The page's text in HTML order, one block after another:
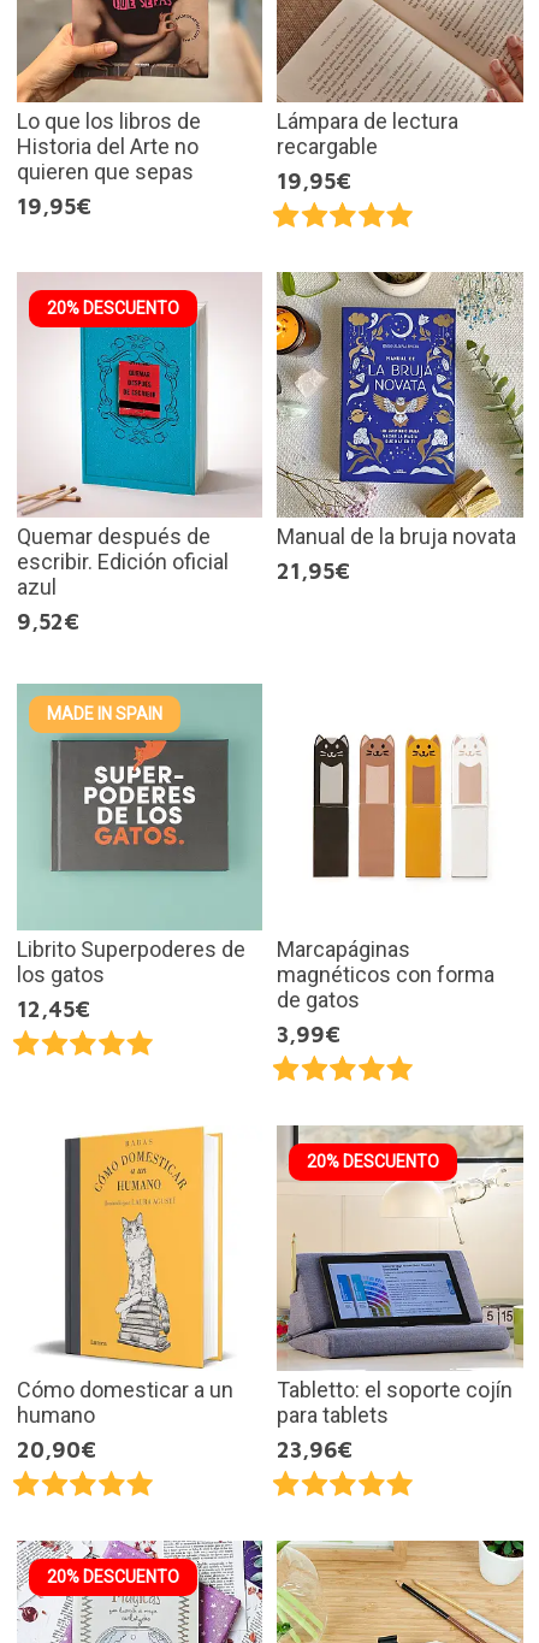
Lo que los libros de
Historia del Arte no
quieren que sepas
19,95€
Lámpara de lectura
recargable
19,95€
20% DESCUENTO
Quemar después de
escribir. Edición oficial
azul
9,52€
Manual de la bruja novata
21,95€
MADE IN SPAIN
Librito Superpoderes de
los gatos
12,45€
Marcapáginas
magnéticos con forma
de gatos
3,99€
Cómo domesticar a un
humano
20,90€
20% DESCUENTO
Tabletto: el soporte cojín
para tablets
23,96€
20% DESCUENTO